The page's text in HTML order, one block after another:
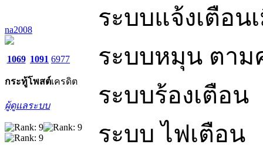
na2008
1069
กระทู้
1091
โพสต์
6977
เครดิต
ผู้ดูแลระบบ
ระบบแจ้งเตือน
ระบบหมุน ตาม
ระบบร้องเตือน
ระบบ ไฟเตือน